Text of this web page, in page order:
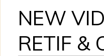
NEW
RETIF &